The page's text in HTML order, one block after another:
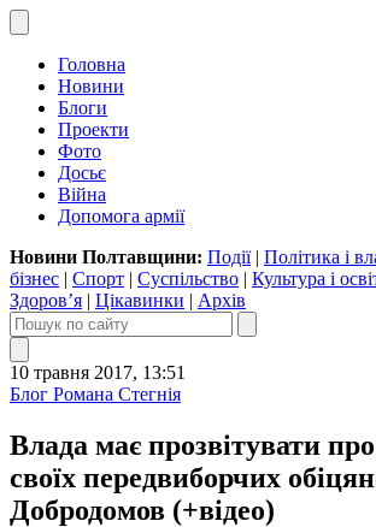
Головна
Новини
Блоги
Проекти
Фото
Досьє
Війна
Допомога армії
Новини Полтавщини: Події| Політика і
бізнес | Спорт | Суспільство | Культура і
Здоров’я | Цікавинки | Архів
10 травня 2017, 13:51
Блог Романа Стегнія
Влада має прозвітувати
своїх передвиборчих
Добродомов (+відео)